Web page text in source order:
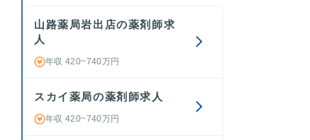
山路薬局岩出店の薬剤師求
人
年収 420~740万円
スカイ薬局の薬剤師求人
年収 420~740万円